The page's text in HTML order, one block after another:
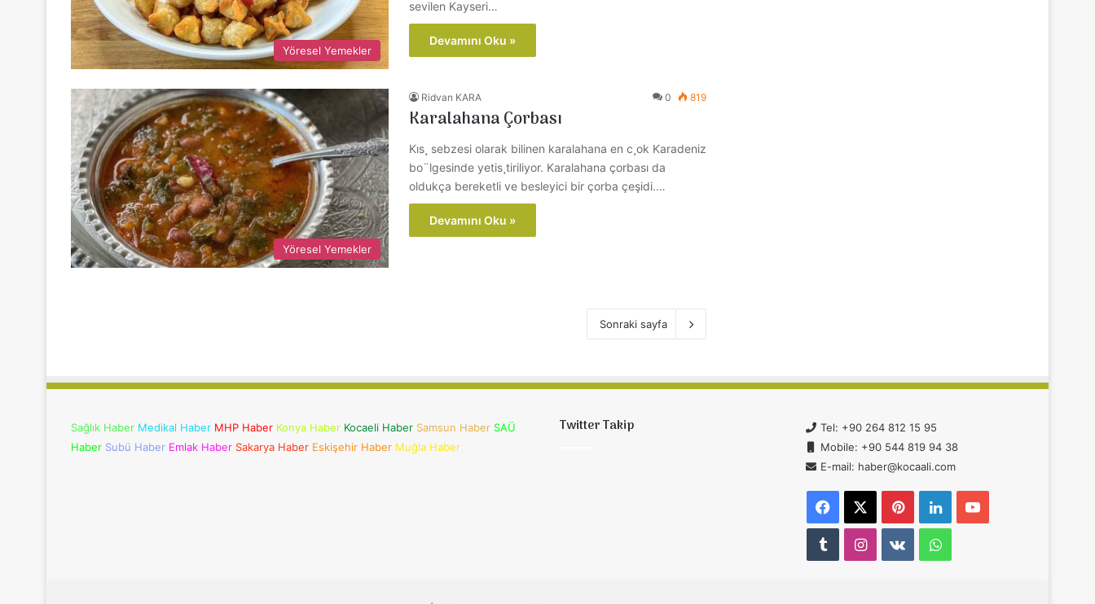
Yöresel Yemekler
sevilen Kayseri…
Devamını Oku »
Yöresel Yemekler
Ridvan KARA 0 819
Karalahana Çorbası
Kıs¸ sebzesi olarak bilinen karalahana en c¸ok Karadeniz
bo¨lgesinde yetis¸tiriliyor. Karalahana çorbası da
oldukça bereketli ve besleyici bir çorba çeşidi.…
Devamını Oku »
Sonraki sayfa
Sağlık Haber Medikal Haber MHP Haber Konya Haber Kocaeli Haber Samsun Haber SAÜ
Haber Subü Haber Emlak Haber Sakarya Haber Eskişehir Haber Muğla Haber
Twitter Takip
Tel: +90 264 812 15 95
Mobile: +90 544 819 94 38
E-mail: haber@kocaali.com
Facebook PinterestLinkedIn
TumblrInstagram
vk.comWhatsApp